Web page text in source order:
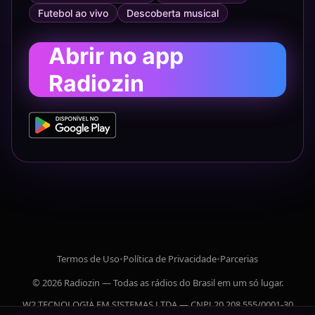
Futebol ao vivo Descoberta musical
Abrir no app
Radiozin
Termos de Uso•Política de Privacidade•Parcerias
© 2026 Radiozin — Todas as rádios do Brasil em um só lugar.
W2 TECNOLOGIA EM SISTEMAS LTDA — CNPJ 20.208.555/0001-30